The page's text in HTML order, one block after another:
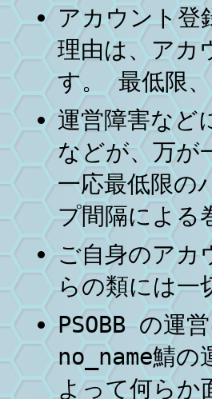
アカウント登
理由は、アカ
す。 最低限
運営障害など
などが、万が
一応最低限の
プ間隔による
ご自身のアカ
らの類には一
PSOBB の運
no_name鯖の
よって何らか